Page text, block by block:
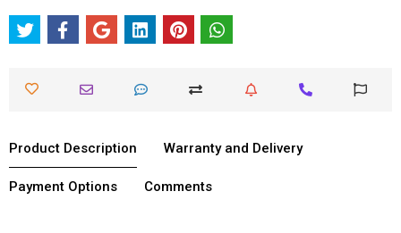
Product Description Warranty and Delivery
Payment Options Comments